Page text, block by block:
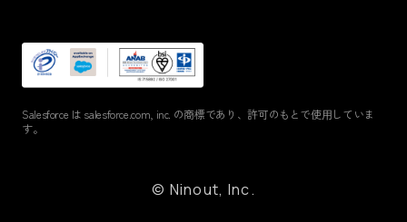
Salesforce は salesforce.com, inc. の商標であり、許可のもとで使⽤していま
す。
© Ninout, Inc.